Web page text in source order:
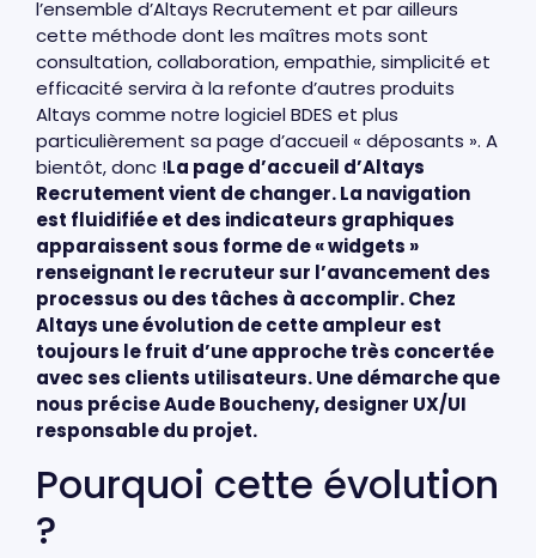
l’ensemble d’Altays Recrutement et par ailleurs
cette méthode dont les maîtres mots sont
consultation, collaboration, empathie, simplicité et
efficacité servira à la refonte d’autres produits
Altays comme notre logiciel BDES et plus
particulièrement sa page d’accueil « déposants ». A
bientôt, donc !La page d’accueil d’Altays
Recrutement vient de changer. La navigation
est fluidifiée et des indicateurs graphiques
apparaissent sous forme de « widgets »
renseignant le recruteur sur l’avancement des
processus ou des tâches à accomplir. Chez
Altays une évolution de cette ampleur est
toujours le fruit d’une approche très concertée
avec ses clients utilisateurs. Une démarche que
nous précise Aude Boucheny, designer UX/UI
responsable du projet.
Pourquoi cette évolution
?